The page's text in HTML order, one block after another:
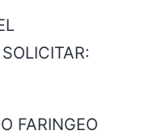
FARINGEO